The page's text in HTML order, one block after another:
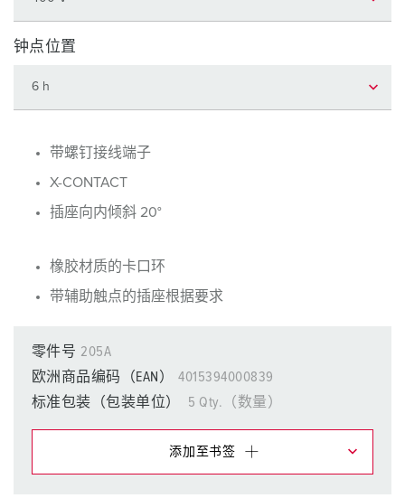
钟点位置
带螺钉接线端子
X-CONTACT
插座向内倾斜 20°
橡胶材质的卡口环
带辅助触点的插座根据要求
零件号 205A
欧洲商品编码（EAN）
4015394000839
标准包装（包装单位）
5 Qty.（数量）
添加至书签